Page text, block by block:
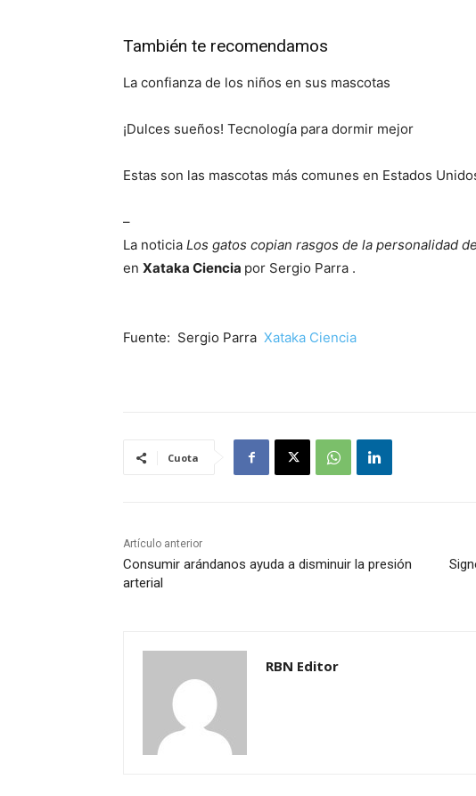
También te recomendamos
La confianza de los niños en sus mascotas
¡Dulces sueños! Tecnología para dormir mejor
Estas son las mascotas más comunes en Estados
–
La noticia Los gatos copian rasgos de la personalidad
en Xataka Ciencia por Sergio Parra .
Fuente: Sergio Parra Xataka Ciencia
Cuota
Artículo anterior
Consumir arándanos ayuda a disminuir la presión
arterial
RBN Editor